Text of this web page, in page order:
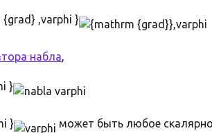
,varphi }
набла,
}
}
может быть любое